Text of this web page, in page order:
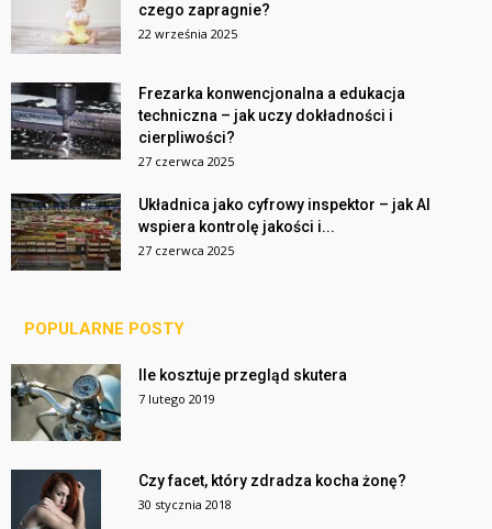
czego zapragnie?
22 września 2025
Frezarka konwencjonalna a edukacja
techniczna – jak uczy dokładności i
cierpliwości?
27 czerwca 2025
Układnica jako cyfrowy inspektor – jak AI
wspiera kontrolę jakości i...
27 czerwca 2025
POPULARNE POSTY
Ile kosztuje przegląd skutera
7 lutego 2019
Czy facet, który zdradza kocha żonę?
30 stycznia 2018